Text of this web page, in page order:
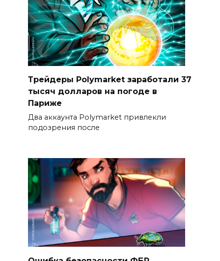
Трейдеры Polymarket заработали 37
тысяч долларов на погоде в
Париже
Два аккаунта Polymarket привлекли
подозрения после